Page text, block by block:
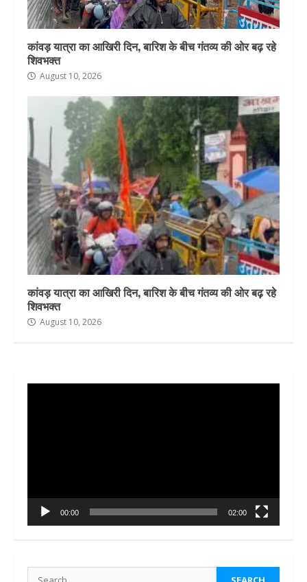
कांवड़ यात्रा का आखिरी दिन, बारिश के बीच गंतव्य की ओर बढ़ रहे
शिवभक्त
August 10, 2026
कांवड़ यात्रा का आखिरी दिन, बारिश के बीच गंतव्य की ओर बढ़ रहे
शिवभक्त
August 10, 2026
00:00 02:00
Search